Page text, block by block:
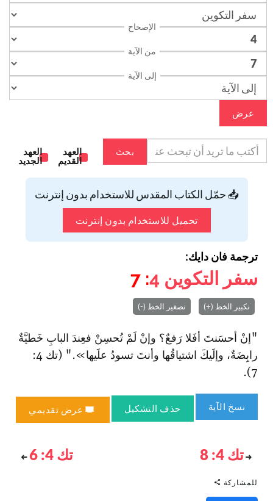
الإصحاح
من الآية
إلى الآية
عرض
بحث
العهد
القديم
العهد
الجديد
📥 حمّل الكتاب المقدس للاستخدام بدون إنترنت
تحميل للاستخدام بدون إنترنت
ترجمة فان دايك:
سفر التكوين 4
: 7
تكبير الخط (+) تصغير الخط (-)
"إنْ أحسَنتَ أفَلا رَفعٌ؟ وإنْ لَمْ تُحسِنْ فعِندَ البابِ خَطيَّةٌ
رابِضَةٌ، وإلَيكَ اشتياقُها وأنتَ تسودُ علَيها»." (تك 4:
7).
نسخ الآية حذف التشكيل عرض تقديمي
تك 4: 8 تك 4: 6
للمشاركة